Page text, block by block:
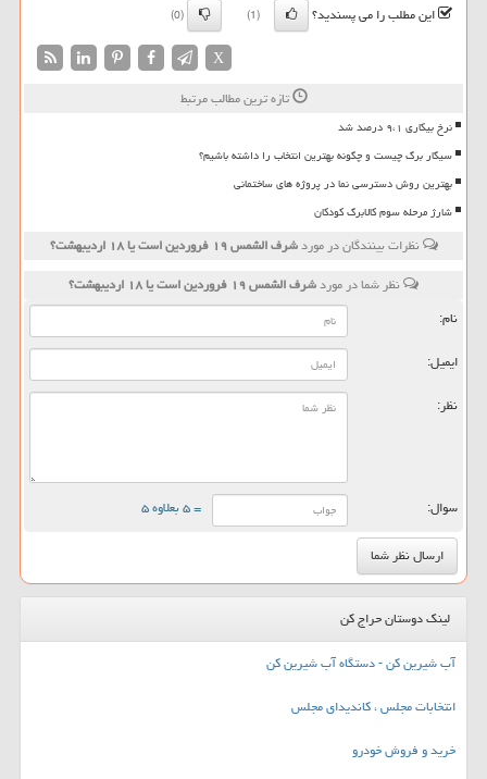
این مطلب را می پسندید؟
(1)
(0)
X
تازه ترین مطالب مرتبط
نرخ بیکاری ۹،۱ درصد شد
سیگار برگ چیست و چگونه بهترین انتخاب را داشته باشیم؟
بهترین روش دسترسی نما در پروژه های ساختمانی
شارژ مرحله سوم کالابرگ کودکان
نظرات بینندگان در موردشرف الشمس ۱۹ فروردین است یا ۱۸ اردیبهشت؟
نظر شما در موردشرف الشمس ۱۹ فروردین است یا ۱۸ اردیبهشت؟
نام:
ایمیل:
نظر:
سوال: = ۵ بعلاوه ۵
لینک دوستان حراج کن
آب شیرین کن - دستگاه آب شیرین کن
انتخابات مجلس ، کاندیدای مجلس
خرید و فروش خودرو